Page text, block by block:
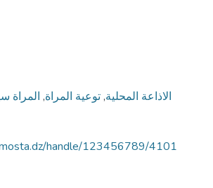
الاذاعة المحلية,توعية المراة, المراة
handle/123456789/4101